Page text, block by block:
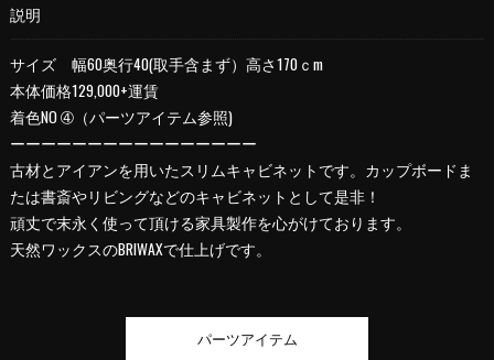
当社では、個人情報の漏洩等がなされないよう、適切に安全管
理対策を実施します。
＜個人情報を与えなかった場合に生じる結果＞
必要な情報を頂けない場合は、それに対応した当社のサービス
をご提供できない場合がございますので予めご了承ください。
＜個人情報の開示･訂正・削除･利用停止の手続について＞
当社では、お客様の個人情報の開示･訂正･削除・利用停止の手
続を定めさせて頂いております。
しては、お電話でお問合せ下さい。
説明
サイズ 幅60奥行40(取手含まず）高さ170ｃm
本体価格129,000+運賃
着色NO ➃（パーツアイテム参照)
ーーーーーーーーーーーーーーーー
古材とアイアンを用いたスリムキャビネットです。カップボードま
たは書斎やリビングなどのキャビネットとして是非！
頑丈で末永く使って頂ける家具製作を心がけております。
天然ワックスのBRIWAXで仕上げです。
パーツアイテム